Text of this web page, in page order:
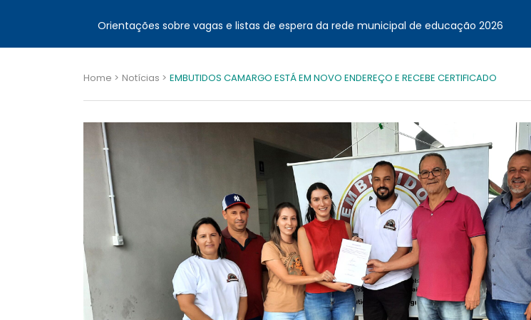
Orientações sobre vagas e listas de espera da rede municipal de educação 2026
Home > Notícias > EMBUTIDOS CAMARGO ESTÁ EM NOVO ENDEREÇO E RECEBE CERTIFICADO